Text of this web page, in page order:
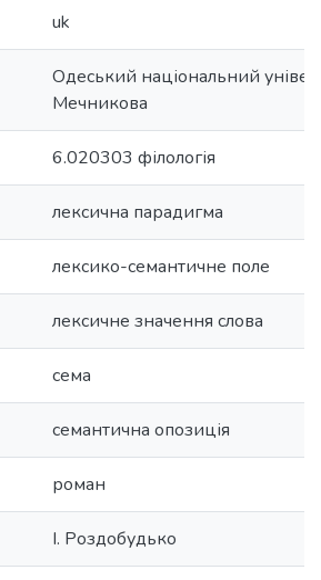
uk
Одеський національний
Мечникова
6.020303 філологія
лексична парадигма
лексико-семантичне поле
лексичне значення слова
сема
семантична опозиція
роман
І. Роздобудько